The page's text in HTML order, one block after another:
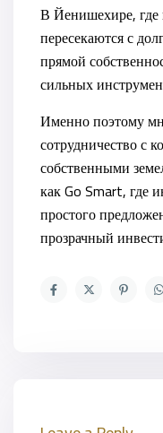
В Йенишехире, где
пересекаются с
прямой
сильных
Именно поэтому
сотрудничество с
собственными
как Go Smart, где
простого
прозрачный